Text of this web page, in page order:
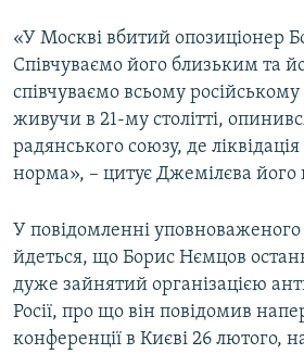
ВІДЕОУРОКИ «ELIFBE»
СВІДЧЕННЯ ОКУПАЦІЇ
УКРАЇНСЬКА ПРОБЛЕМА КРИМУ
ІНФОГРАФІКА
Русский
Qırımtatar
ДОЛУЧАЙСЯ!
Усі сайти RFE/RL
«У Москві вбитий опозиціонер
Співчуваємо його близьким та
співчуваємо всьому
живучи в 21-му столітті,
радянського союзу, де
норма», – цитує Джемілєва його
У повідомленні
йдеться, що Борис Нємцов
дуже зайнятий організацією
Росії, про що він повідомив
конференції в Києві 26 лютого,